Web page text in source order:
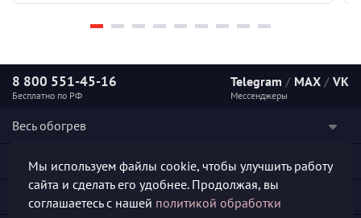
8 800 551-45-16
Бесплатно по РФ
Telegram / MAX / VK
Мессенджеры
Весь обогрев
Наши услуги
Мы используем файлы cookie, чтобы улучшить работу
сайта и сделать его удобнее. Продолжая, вы
соглашаетесь с нашей политикой обработки